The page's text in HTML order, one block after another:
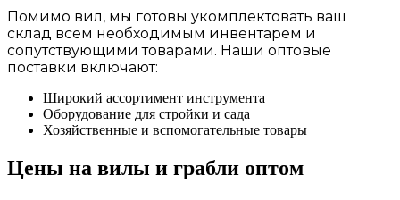
Помимо вил, мы готовы укомплектовать ваш
склад всем необходимым инвентарем и
сопутствующими товарами. Наши оптовые
поставки включают:
Широкий ассортимент инструмента
Оборудование для стройки и сада
Хозяйственные и вспомогательные товары
Цены на вилы и грабли оптом